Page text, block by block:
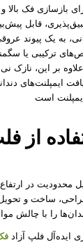
بازسازی فک بالا و
قابل
به یک پیوند
ترکیبی یا
بر این، نازک
ایمپلنت‌های
است
از
محدودیت در
ساخت و تحویل
را با چالش
ایده‌آل فلپ آزاد